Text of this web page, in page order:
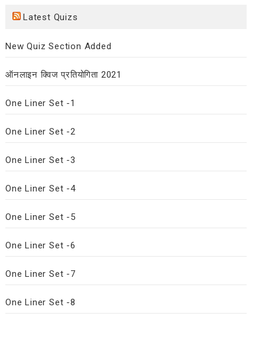
Latest Quizs
New Quiz Section Added
ऑनलाइन क्विज प्रतियोगिता 2021
One Liner Set -1
One Liner Set -2
One Liner Set -3
One Liner Set -4
One Liner Set -5
One Liner Set -6
One Liner Set -7
One Liner Set -8